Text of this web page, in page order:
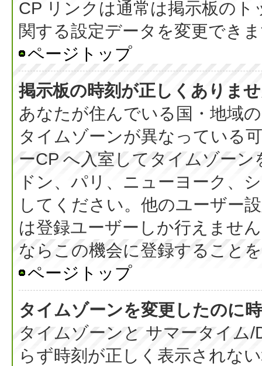
CP リンクは通常は掲示板の
関する設定データを変更でき
ページトップ
掲示板の時刻が正しくありま
あなたが住んでいる国・地域
タイムゾーンが異なっている
ーCP へ入室してタイムゾー
ドン、パリ、ニューヨーク、
してください。他のユーザー
は登録ユーザーしか行えませ
ならこの機会に登録すること
ページトップ
タイムゾーンを変更したのに
タイムゾーンと サマータイム
らず時刻が正しく表示されな